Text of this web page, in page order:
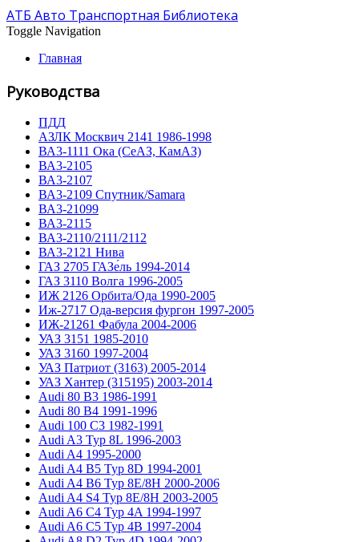
АТБ Авто Транспортная Библиотека
Toggle Navigation
Главная
Руководства
ПДД
АЗЛК Москвич 2141 1986-1998
ВА3-1111 Ока (СеАЗ, КамАЗ)
ВА3-2105
ВА3-2107
ВА3-2109 Спутник/Samara
ВА3-21099
ВА3-2115
ВА3-2110/2111/2112
ВА3-2121 Нива
ГАЗ 2705 ГАЗе́ль 1994-2014
ГАЗ 3110 Волга 1996-2005
ИЖ 2126 Орбита/Ода 1990-2005
Иж-2717 Ода-версия фургон 1997-2005
ИЖ-21261 Фабула 2004-2006
УАЗ 3151 1985-2010
УАЗ 3160 1997-2004
УАЗ Патриот (3163) 2005-2014
УАЗ Хантер (315195) 2003-2014
Audi 80 B3 1986-1991
Audi 80 B4 1991-1996
Audi 100 C3 1982-1991
Audi A3 Typ 8L 1996-2003
Audi A4 1995-2000
Audi A4 B5 Typ 8D 1994-2001
Audi A4 B6 Typ 8E/8H 2000-2006
Audi A4 S4 Typ 8E/8H 2003-2005
Audi A6 C4 Typ 4A 1994-1997
Audi A6 C5 Typ 4B 1997-2004